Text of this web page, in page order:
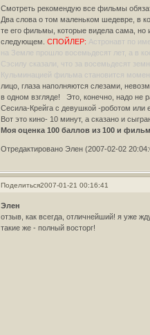
Смотреть рекомендую все фильмы
Два слова о том маленьком шедевре, в
те его фильмы, которые видела сама, но
следующем.СПОЙЛЕР: Астронавт по
на Земле прошло восемьдесят лет, а в
Сэсилу сказали, что за восемьдесят
Кульминацией фильма становится
лицо, глаза наполняются слезами,
в одном взгляде! Это, конечно, надо не
Сесила-Крейга с девушкой -роботом
Вот это кино- 10 минут, а сказано и
Моя оценка 100 баллов из 100 и
Отредактировано Элен (2007-02-02
Поделиться2007-01-21 00:16:41
Элен
отзыв, как всегда, отличнейший! я уже
такие же - полный восторг!